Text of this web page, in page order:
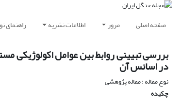
صفحه اصلی مرور اطلاعات نشریه راهنمای
در اسانس آن
نوع مقاله : مقاله پژوهشی
چکیده